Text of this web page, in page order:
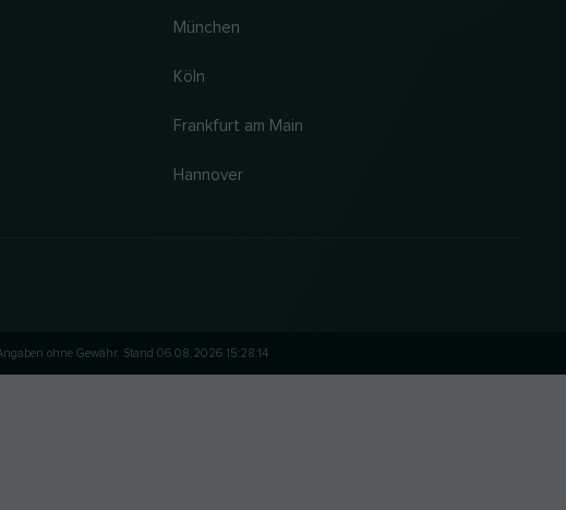
München
Köln
Frankfurt am Main
Hannover
ohne Gewähr. Stand 06.08.2026 15:28:14